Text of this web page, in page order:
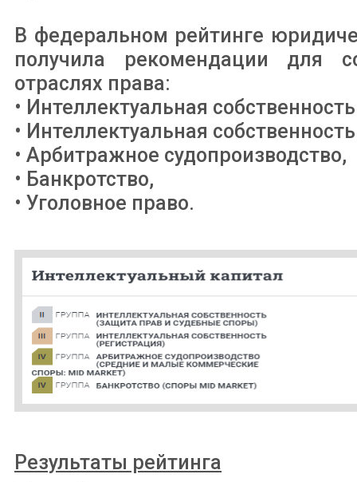
В федеральном рейтинге
получила рекомендации для
отраслях права:
• Интеллектуальная
• Интеллектуальная
• Арбитражное судопроизводство,
• Банкротство,
• Уголовное право.
Результаты рейтинга